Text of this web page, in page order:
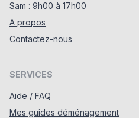
Sam : 9h00 à 17h00
A propos
Contactez-nous
SERVICES
Aide / FAQ
Mes guides déménagement